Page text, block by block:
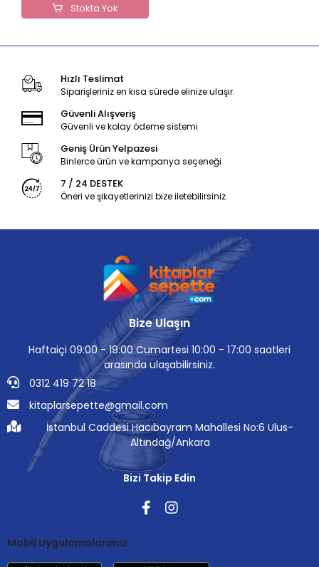
Stokta Yok
Hızlı Teslimat
Siparişleriniz en kısa sürede elinize ulaşır.
Güvenli Alışveriş
Güvenli ve kolay ödeme sistemi
Geniş Ürün Yelpazesi
Binlerce ürün ve kampanya seçeneği
7 / 24 DESTEK
Öneri ve şikayetlerinizi bize iletebilirsiniz.
Bize Ulaşın
Haftaiçi 09:00 - 19:00 Cumartesi 10:00 - 17:00 saatleri
arasında ulaşabilirsiniz.
0312 419 72 18
kitaplarsepette@gmail.com
İstanbul Caddesi Hacıbayram Mahallesi No:6 Ulus-
Altındağ/Ankara
Bizi Takip Edin
Mobil Uygulamalarımız